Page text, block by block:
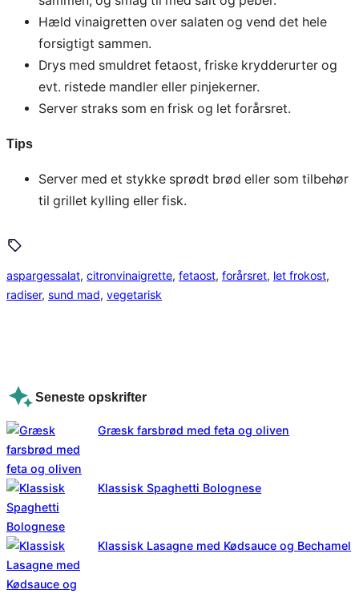
Hæld vinaigretten over salaten og vend det hele
forsigtigt sammen.
Drys med smuldret fetaost, friske krydderurter og
evt. ristede mandler eller pinjekerner.
Server straks som en frisk og let forårsret.
Tips
Server med et stykke sprødt brød eller som tilbehør
til grillet kylling eller fisk.
aspargessalat, citronvinaigrette, fetaost, forårsret, let frokost
radiser, sund mad, vegetarisk
Seneste opskrifter
Græsk farsbrød med feta og oliven
Klassisk Spaghetti Bolognese
Klassisk Lasagne med Kødsauce og Bechamel